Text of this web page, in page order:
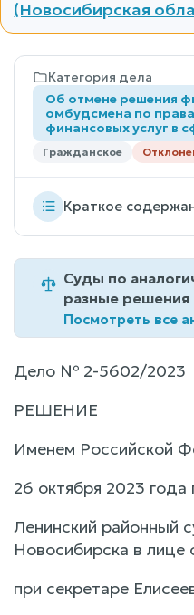
(Новосибирская
Категория дела
Об отмене решения
омбудсмена по
финансовых услуг в
Гражданское
Краткое
Суды по
разные решения
Посмотреть все
Дело № 2-5602/2023
РЕШЕНИЕ
Именем Российской
26 октября 2023
Ленинский районный
Новосибирска в
при секретаре